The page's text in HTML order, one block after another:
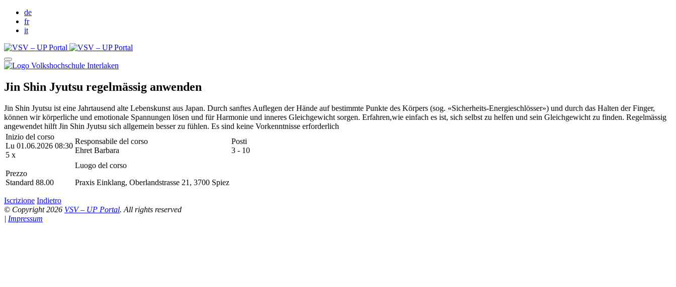
de
fr
it
Jin Shin Jyutsu regelmässig anwenden
Jin Shin Jyutsu ist eine Jahrtausend alte Lebenskunst aus Japan. Durch sanftes Auflegen der Hände auf bestimmte Punkte des Körpers (sog. «Sicherheits-Energieschlösser») und durch das Halten der Finger,
können wir körperliche und emotionale Spannungen lösen und für Harmonie und inneres Gleichgewicht sorgen. Erfahren,wie einfach es ist, sich selbst zu helfen und sein Gleichgewicht zu finden. Regelmässig
angewendet hilft Jin Shin Jyutsu sich allgemein besser zu fühlen. Es sind keine Vorkenntnisse erforderlich
Inizio del corso
Lu 01.06.2026 08:30
5 x
Responsabile del corso
Ehret Barbara
Posti
3 - 10
Prezzo
Standard 88.00
Luogo del corso
Praxis Einklang, Oberlandstrasse 21, 3700 Spiez
Iscrizione Indietro
© Copyright 2026 VSV – UP Portal. All rights reserved
| Impressum